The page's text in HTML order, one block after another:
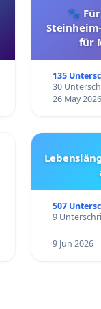
🐾
für
135
30
26 May 2026
507
9
9 Jun 2026